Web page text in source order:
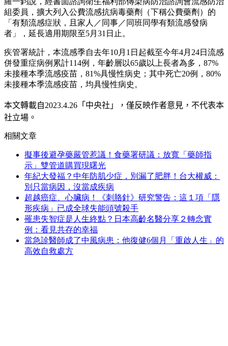
組委員，擴大列入公費流感抗病毒藥劑（下稱公費藥劑）的
「有類流感症狀，且家人／同事／同班同學有類流感發病
者」，延長適用期限至5月31日止。
疾管署統計，本流感季自去年10月1日起截至今年4月24日流感
併發重症病例累計114例，年齡層以65歲以上長者為多，87%
未接種本季流感疫苗，81%具慢性病史；其中死亡20例，80%
未接種本季流感疫苗，均具慢性病史。
本文轉載自2023.4.26 「中央社」
，僅反映作者意見，不代表本
社立場。
相關文章
擬事後避孕藥嚴管惹議！食藥署研議：放寬「藥師指
示」雙管道購買現曙光
年紀大發福？中年防肌少症，別漏了肥胖！台大權威：
別只當病因，沒當成疾病
超越癌症、心臟病！《刺胳針》研究警告：這１項「隱
形疾病」已成全球失能頭號殺手
罹患失智症是人生終點？日本高齡名醫分享２轉念實
例：看見共存的幸福
當急診醫師成了中風病患：他復健6個月「重啟人生」的
高效自救處方